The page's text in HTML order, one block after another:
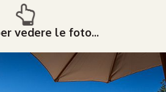
vedere le foto...